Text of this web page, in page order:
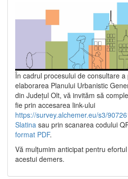
În cadrul procesului de consultare
elaborarea Planului Urbanistic
din Județul Olt, vă invităm să
fie prin accesarea link-ului
https://survey.alchemer.eu/s3/
Slatina sau prin scanarea codului
format PDF.
Vă mulţumim anticipat pentru
acestui demers.